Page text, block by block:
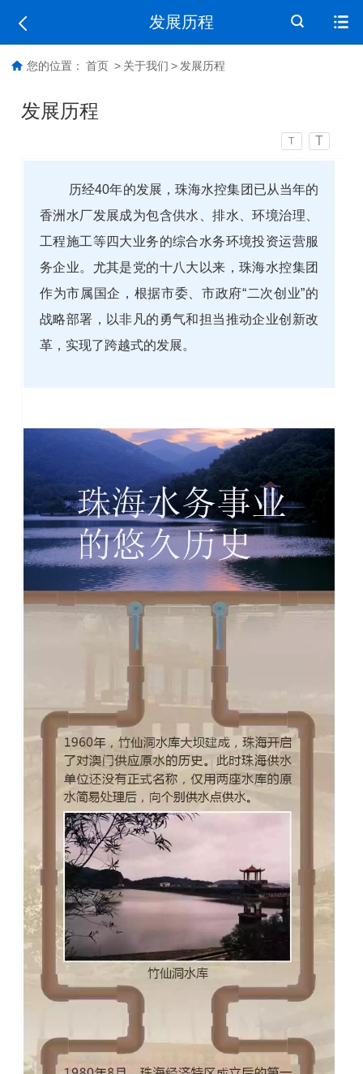
发展历程
您的位置： 首页 > 关于我们 > 发展历程
发展历程
T T
历经40年的发展，珠海水控集团已从当年的
香洲水厂发展成为包含供水、排水、环境治理、
工程施工等四大业务的综合水务环境投资运营服
务企业。尤其是党的十八大以来，珠海水控集团
作为市属国企，根据市委、市政府“二次创业”的
战略部署，以非凡的勇气和担当推动企业创新改
革，实现了跨越式的发展。